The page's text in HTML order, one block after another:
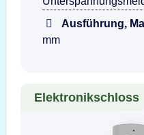
Ausführung,
mm
Elektronikschloss